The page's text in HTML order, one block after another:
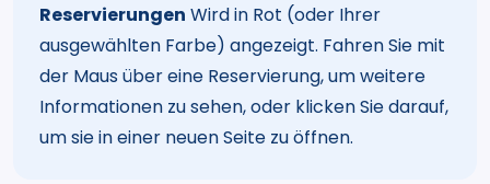
Reservierungen Wird in Rot (oder Ihrer
ausgewählten Farbe) angezeigt. Fahren Sie mit
der Maus über eine Reservierung, um weitere
Informationen zu sehen, oder klicken Sie darauf,
um sie in einer neuen Seite zu öffnen.